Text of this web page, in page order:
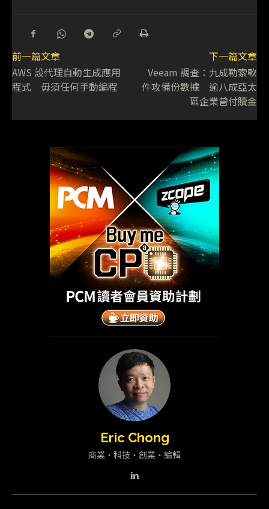
前一篇文章
AWS 設代理自動生成應用
程式 毋須任何手動編程
下一篇文章
Veeam 調查：九成勒索軟
件攻備份數據 逾八成亞太
區企業曾付贖金
Eric Chong
商業・科技・創業・編輯